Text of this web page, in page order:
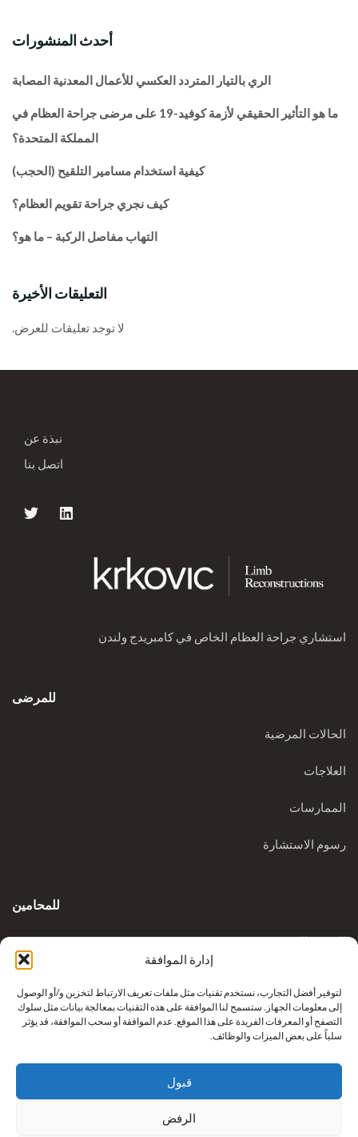
إدارة الموافقة
لتوفير أفضل التجارب، نستخدم تقنيات مثل ملفات تعريف الارتباط لتخزين و/أو الوصول
إلى معلومات الجهاز. ستسمح لنا الموافقة على هذه التقنيات بمعالجة بيانات مثل سلوك
التصفح أو المعرفات الفريدة على هذا الموقع. عدم الموافقة أو سحب الموافقة، قد يؤثر
سلباً على بعض الميزات والوظائف.
قبول
الرفض
أحدث المنشورات
الري بالتيار المتردد العكسي للأعمال المعدنية المصابة
ما هو التأثير الحقيقي لأزمة كوفيد-19 على مرضى جراحة العظام في
المملكة المتحدة؟
كيفية استخدام مسامير التلقيح (الحجب)
كيف نجري جراحة تقويم العظام؟
التهاب مفاصل الركبة – ما هو؟
التعليقات الأخيرة
لا توجد تعليقات للعرض.
نبذة عن
اتصل بنا
استشاري جراحة العظام الخاص في كامبريدج ولندن
للمرضى
الحالات المرضية
العلاجات
الممارسات
رسوم الاستشارة
للمحامين
المدونة السريرية
إعادة بناء أطراف كريكوفيتش من شركة